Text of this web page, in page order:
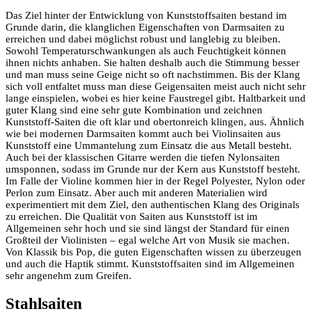
Das Ziel hinter der Entwicklung von Kunststoffsaiten bestand im
Grunde darin, die klanglichen Eigenschaften von Darmsaiten zu
erreichen und dabei möglichst robust und langlebig zu bleiben.
Sowohl Temperaturschwankungen als auch Feuchtigkeit können
ihnen nichts anhaben. Sie halten deshalb auch die Stimmung besser
und man muss seine Geige nicht so oft nachstimmen. Bis der Klang
sich voll entfaltet muss man diese Geigensaiten meist auch nicht sehr
lange einspielen, wobei es hier keine Faustregel gibt. Haltbarkeit und
guter Klang sind eine sehr gute Kombination und zeichnen
Kunststoff-Saiten die oft klar und obertonreich klingen, aus. Ähnlich
wie bei modernen Darmsaiten kommt auch bei Violinsaiten aus
Kunststoff eine Ummantelung zum Einsatz die aus Metall besteht.
Auch bei der klassischen Gitarre werden die tiefen Nylonsaiten
umsponnen, sodass im Grunde nur der Kern aus Kunststoff besteht.
Im Falle der Violine kommen hier in der Regel Polyester, Nylon oder
Perlon zum Einsatz. Aber auch mit anderen Materialien wird
experimentiert mit dem Ziel, den authentischen Klang des Originals
zu erreichen. Die Qualität von Saiten aus Kunststoff ist im
Allgemeinen sehr hoch und sie sind längst der Standard für einen
Großteil der Violinisten – egal welche Art von Musik sie machen.
Von Klassik bis Pop, die guten Eigenschaften wissen zu überzeugen
und auch die Haptik stimmt. Kunststoffsaiten sind im Allgemeinen
sehr angenehm zum Greifen.
Stahlsaiten